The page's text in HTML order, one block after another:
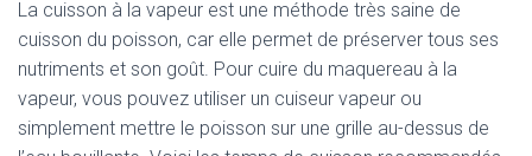
La cuisson à la vapeur est une méthode très saine de
cuisson du poisson, car elle permet de préserver tous ses
nutriments et son goût. Pour cuire du maquereau à la
vapeur, vous pouvez utiliser un cuiseur vapeur ou
simplement mettre le poisson sur une grille au-dessus de